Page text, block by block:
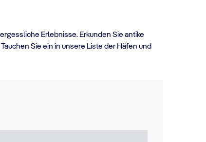
Erlebnisse. Erkunden Sie antike
Sie ein in unsere Liste der Häfen und